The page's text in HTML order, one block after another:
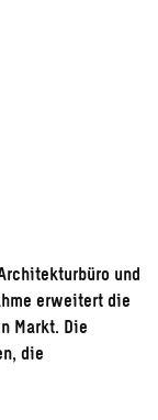
und
erweitert die
Markt. Die
die